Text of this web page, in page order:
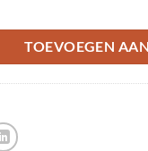
TOEVOEGEN